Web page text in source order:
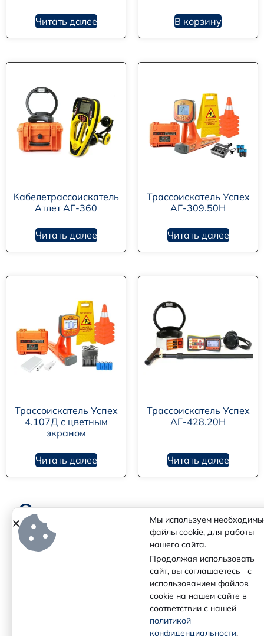
Читать далее В корзину
Кабелетрассоискатель
Атлет АГ-360
Читать далее
Трассоискатель Успех
АГ-309.50Н
Читать далее
Трассоискатель Успех
4.107Д с цветным
экраном
Читать далее
Трассоискатель Успех
АГ-428.20Н
Читать далее
Отзывы наших
партнеров
Мы используем
файлы cookie, для работы
нашего сайта.
Продолжая использовать
сайт, вы соглашаетесь с
использованием файлов
cookie на нашем сайте в
соответствии с нашей
политикой
конфиденциальности.